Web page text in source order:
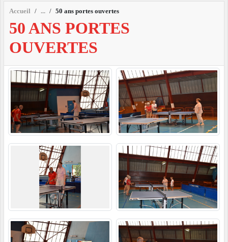
Accueil 50 ans portes ouvertes
50 ANS PORTES
OUVERTES